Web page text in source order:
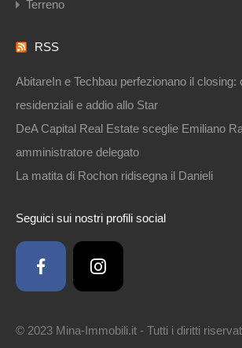
Terreno
RSS
AbitareIn e Techbau perfezionano il closing:
residenziali e addio allo Star
DeA Capital Real Estate sceglie Emiliano
amministratore delegato
La matita di Rochon ridisegna il Danieli
Seguici sui nostri profili social
© 2023 Mina-Immobili.it - Tutti i diritti